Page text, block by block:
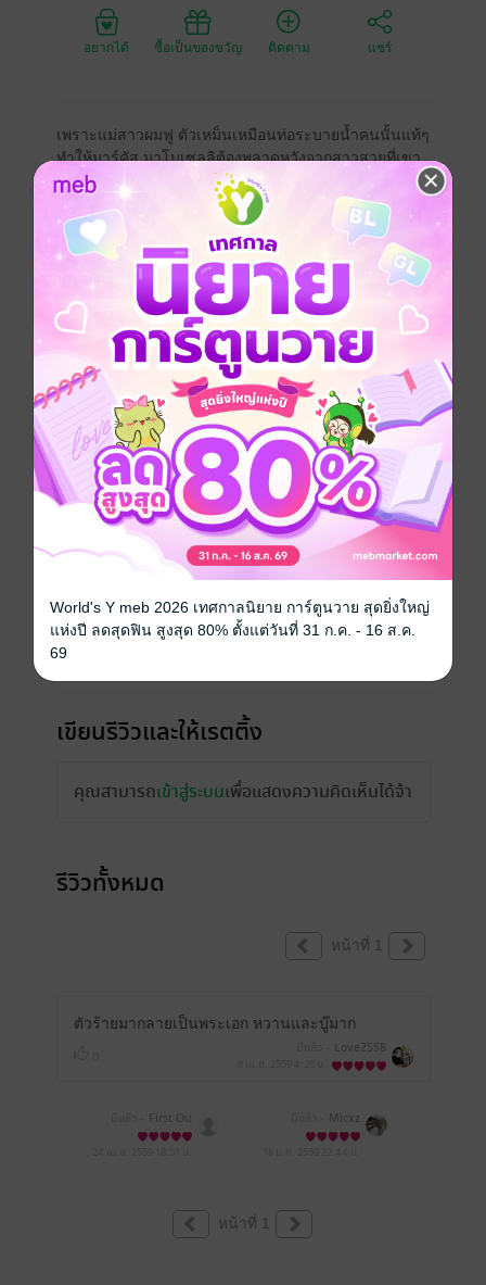
อยากได้ ซื้อเป็นของขวัญ ติดตาม แชร์
เพราะแม่สาวผมฟู ตัวเหม็นเหมือนท่อระบายน้ำคนนั้นแท้ๆ
ทำให้มาร์คัส มาโบเซลลิต้องพลาดหวังจากสาวสวยที่เขา
หมายตา แถมเจ้าหล่อนยังหยามหมิ่นเกียรติของเขาอย่าง
ถึงที่สุด
ไม่ได้การ! เขาต้องทำให้หล่อนรู้ว่ามาเฟียวายร้ายอย่าง
เขา ฆ่าได้หยามไม่ได้!
ประเภทไฟล์ pdf, epub (สารบัญ)
วันที่วางขาย 14 มกราคม 2559
ความยาว 362 หน้า (≈ 75,483 คำ)
ราคาปก 250 บาท (ประหยัด 34%)
เรื่องที่คุณน่าจะสนใจ
เขียนรีวิวและให้เรตติ้ง
คุณสามารถเข้าสู่ระบบเพื่อแสดงความคิดเห็นได้จ้า
รีวิวทั้งหมด
หน้าที่ 1
ตัวร้ายมากลายเป็นพระเอก หวานและบู๊มาก
Love2558
First Ou Micxz
หน้าที่ 1
World's Y meb 2026 เทศกาลนิยาย การ์ตูนวาย สุดยิ่งใหญ่
แห่งปี ลดสุดฟิน สูงสุด 80% ตั้งแต่วันที่ 31 ก.ค. - 16 ส.ค.
69